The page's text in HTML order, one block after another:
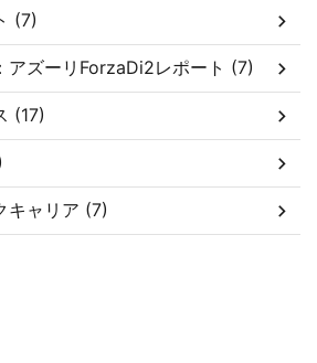
(7)
アズーリForzaDi2レポート (7)
(17)
キャリア (7)